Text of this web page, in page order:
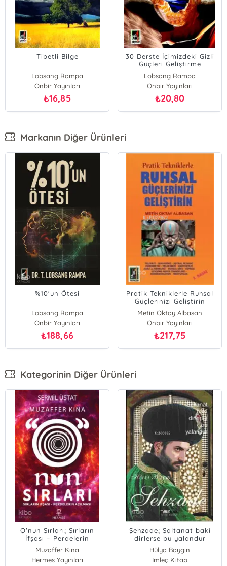
Tibetli Bilge
Lobsang Rampa
Onbir Yayınları
₺16,85
30 Derste İçimizdeki Gizli
Güçleri Geliştirme
Lobsang Rampa
Onbir Yayınları
₺20,80
Markanın Diğer Ürünleri
%10'un Ötesi
Lobsang Rampa
Onbir Yayınları
₺188,66
Pratik Tekniklerle Ruhsal
Güçlerinizi Geliştirin
Metin Oktay Albasan
Onbir Yayınları
₺217,75
Kategorinin Diğer Ürünleri
O'nun Sırları; Sırların
İfşası – Perdelerin
Açılması
Muzaffer Kına
Hermes Yayınları
Şehzade; Saltanat bakî
dirlerse bu yalandur
Hülya Baygın
İmleç Kitap